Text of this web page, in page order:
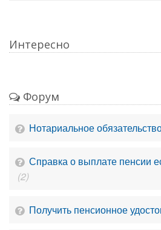
Интересно
Форум
Нотариальное
Справка о выплате пенсии
(2)
Получить пенсионное